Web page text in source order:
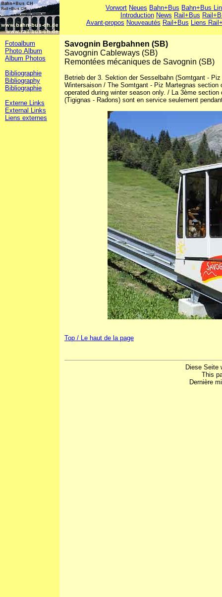
Vorwort Neues Bahn+Bus Bahn+Bus
Introduction News Rail+Bus
Avant-propos Nouveautés Rail+Bus Liens
Fotoalbum
Photo Album
Album Photos
Bibliographie
Bibliography
Bibliographie
Externe Links
External Links
Liens externes
Savognin Bergbahnen (SB)
Savognin Cableways (SB)
Remontées mécaniques de Savognin (SB)
Betrieb der 3. Sektion der Sesselbahn (Somtgant -
Wintersaison / The Somtgant - Piz Martegnas
operated during winter season only. / La 3ème
(Tigignas - Radons) sont en service seulement
Top / Le haut de la page
Diese Seite
This
Dernière